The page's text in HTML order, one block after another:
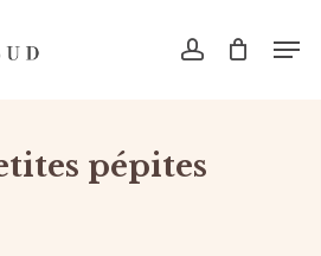
account
pépites